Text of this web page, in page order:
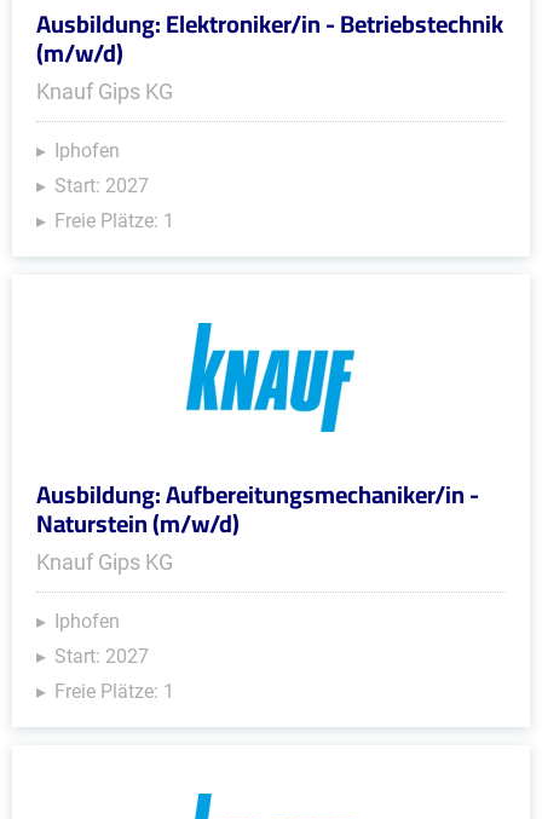
Ausbildung: Elektroniker/in - Betriebstechnik
(m/w/d)
Knauf Gips KG
Iphofen
Start: 2027
Freie Plätze: 1
Ausbildung: Aufbereitungsmechaniker/in -
Naturstein (m/w/d)
Knauf Gips KG
Iphofen
Start: 2027
Freie Plätze: 1